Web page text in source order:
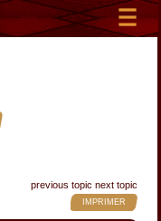
»
previous topic next topic
IMPRIMER